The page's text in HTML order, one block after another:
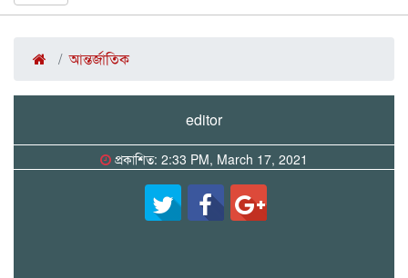
আন্তর্জাতিক
editor
প্রকাশিত: 2:33 PM, March 17, 2021